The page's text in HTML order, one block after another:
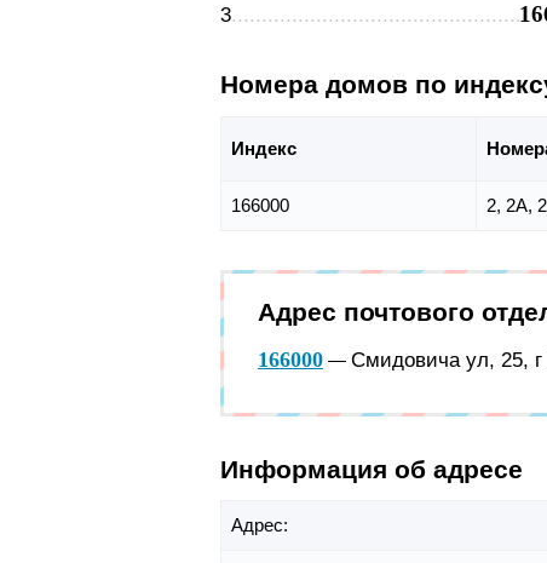
3
Номера домов по
Индекс
166000 2, 2А,
Адрес почтового
166000 — Смидовича ул, 25,
Информация об адресе
Адрес: